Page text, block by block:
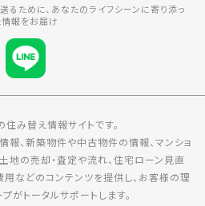
送るために、あなたのライフシーンに寄り添っ
情報をお届け
住み替え情報サイトです。
、新築物件や中古物件の情報、マンショ
地の売却・査定や流れ、住宅ローン見直
などのコンテンツを提供し、お客様の理
がトータルサポートします。